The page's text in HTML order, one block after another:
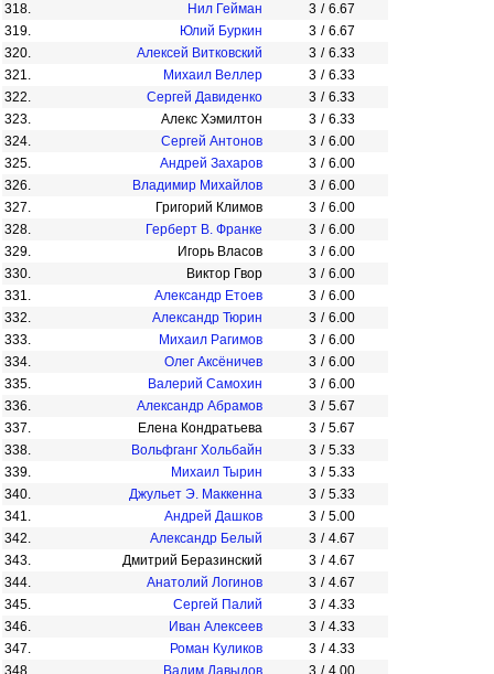
318.
Нил Гейман 3 / 6.67
319.
Юлий Буркин 3 / 6.67
320.
Алексей Витковский 3 / 6.33
321.
Михаил Веллер 3 / 6.33
322.
Сергей Давиденко 3 / 6.33
323.
Алекс Хэмилтон 3 / 6.33
324.
Сергей Антонов 3 / 6.00
325.
Андрей Захаров 3 / 6.00
326.
Владимир Михайлов 3 / 6.00
327.
Григорий Климов 3 / 6.00
328.
Герберт В. Франке 3 / 6.00
329.
Игорь Власов 3 / 6.00
330.
Виктор Гвор 3 / 6.00
331.
Александр Етоев 3 / 6.00
332.
Александр Тюрин 3 / 6.00
333.
Михаил Рагимов 3 / 6.00
334.
Олег Аксёничев 3 / 6.00
335.
Валерий Самохин 3 / 6.00
336.
Александр Абрамов 3 / 5.67
337.
Елена Кондратьева 3 / 5.67
338.
Вольфганг Хольбайн 3 / 5.33
339.
Михаил Тырин 3 / 5.33
340.
Джульет Э. Маккенна 3 / 5.33
341.
Андрей Дашков 3 / 5.00
342.
Александр Белый 3 / 4.67
343.
Дмитрий Беразинский 3 / 4.67
344.
Анатолий Логинов 3 / 4.67
345.
Сергей Палий 3 / 4.33
346.
Иван Алексеев 3 / 4.33
347.
Роман Куликов 3 / 4.33
348.
Вадим Давыдов 3 / 4.00